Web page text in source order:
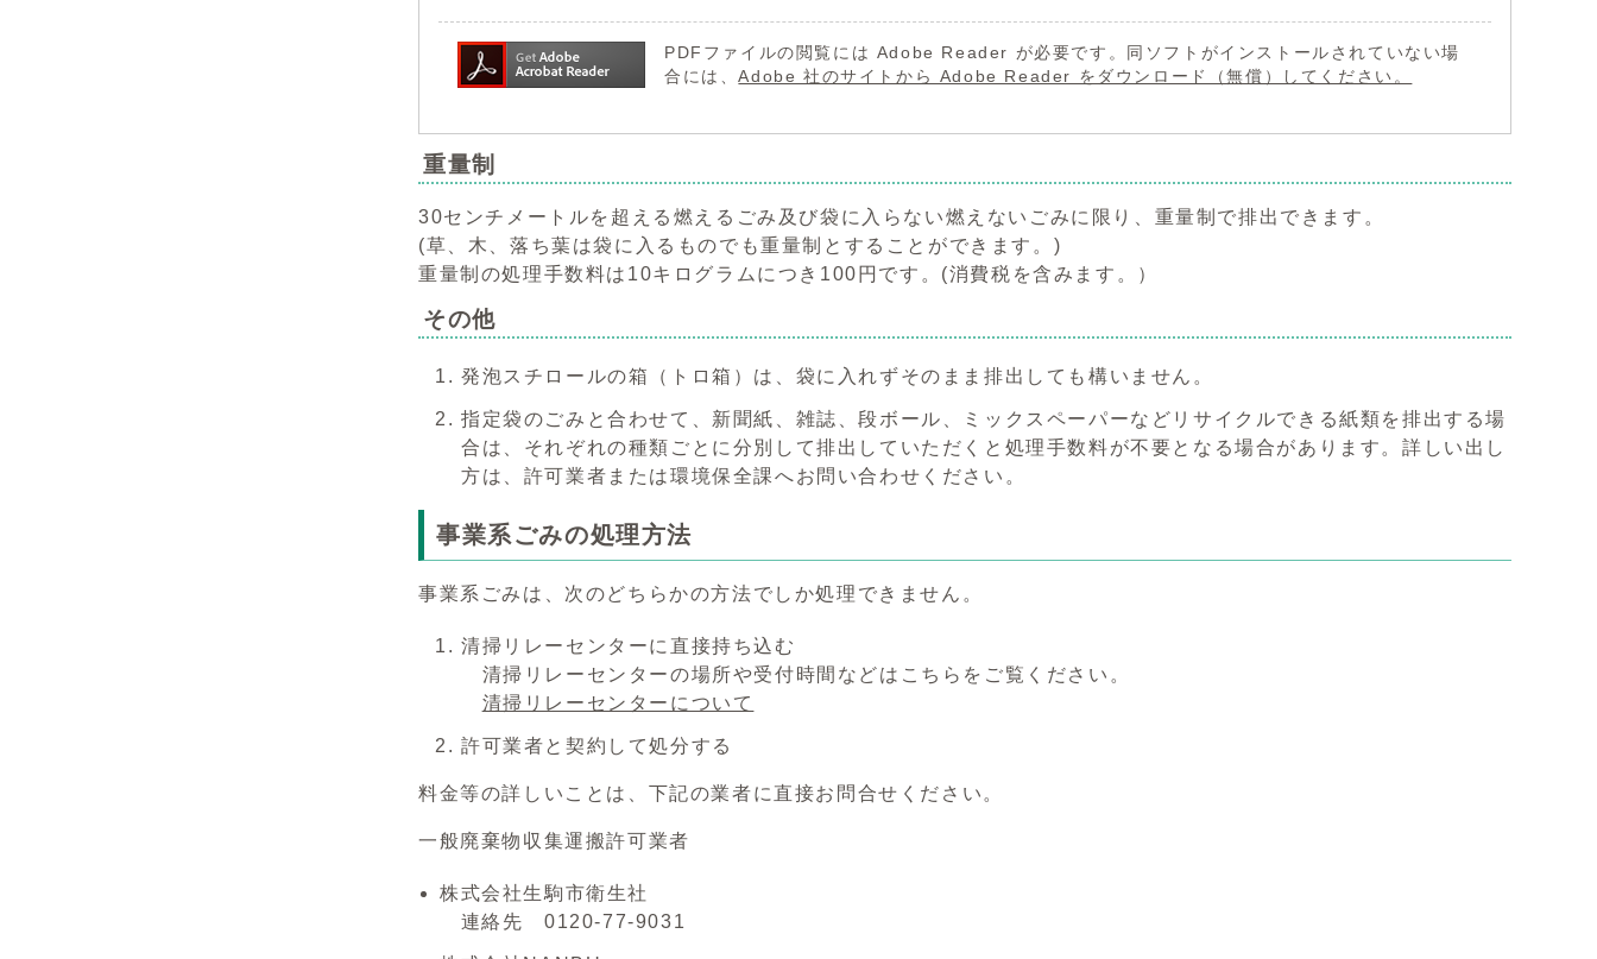
PDFファイルの閲覧には Adobe Reader が必要です。同ソフトがインストールされていない場
合には、Adobe 社のサイトから Adobe Reader をダウンロード（無償）してください。
重量制
30センチメートルを超える燃えるごみ及び袋に入らない燃えないごみに限り、重量制で排出できます。
(草、木、落ち葉は袋に入るものでも重量制とすることができます。)
重量制の処理手数料は10キログラムにつき100円です。(消費税を含みます。）
その他
発泡スチロールの箱（トロ箱）は、袋に入れずそのまま排出しても構いません。
指定袋のごみと合わせて、新聞紙、雑誌、段ボール、ミックスペーパーなどリサイクルできる紙類を排出する場
合は、それぞれの種類ごとに分別して排出していただくと処理手数料が不要となる場合があります。詳しい出し
方は、許可業者または環境保全課へお問い合わせください。
事業系ごみの処理方法
事業系ごみは、次のどちらかの方法でしか処理できません。
清掃リレーセンターに直接持ち込む
清掃リレーセンターの場所や受付時間などはこちらをご覧ください。
清掃リレーセンターについて
許可業者と契約して処分する
料金等の詳しいことは、下記の業者に直接お問合せください。
一般廃棄物収集運搬許可業者
株式会社生駒市衛生社
連絡先 0120-77-9031